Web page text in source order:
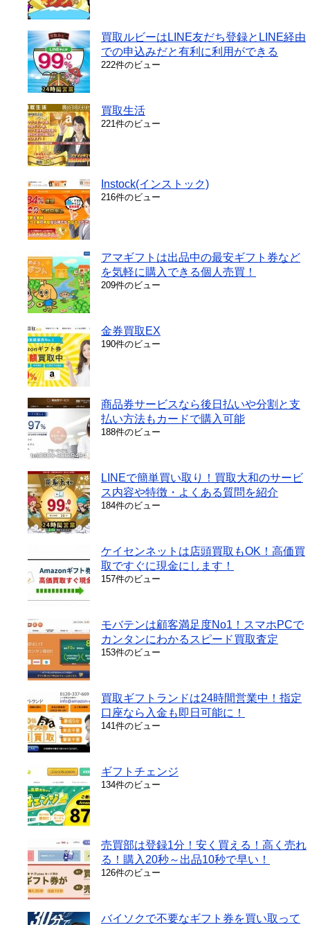
買取ルビーはLINE友だち登録とLINE経由
での申込みだと有利に利用ができる
222件のビュー
買取生活
221件のビュー
Instock(インストック)
216件のビュー
アマギフトは出品中の最安ギフト券など
を気軽に購入できる個人売買！
209件のビュー
金券買取EX
190件のビュー
商品券サービスなら後日払いや分割と支
払い方法もカードで購入可能
188件のビュー
LINEで簡単買い取り！買取大和のサービ
ス内容や特徴・よくある質問を紹介
184件のビュー
ケイセンネットは店頭買取もOK！高価買
取ですぐに現金にします！
157件のビュー
モバテンは顧客満足度No1！スマホPCで
カンタンにわかるスピード買取査定
153件のビュー
買取ギフトランドは24時間営業中！指定
口座なら入金も即日可能に！
141件のビュー
ギフトチェンジ
134件のビュー
売買部は登録1分！安く買える！高く売れ
る！購入20秒～出品10秒で早い！
126件のビュー
バイソクで不要なギフト券を買い取って